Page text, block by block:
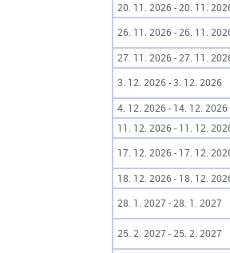
20. 11. 2026 - 20. 11.
26. 11. 2026 - 26. 11.
27. 11. 2026 - 27. 11.
3. 12. 2026 - 3. 12. 2026
4. 12. 2026 - 14. 12. 2026
11. 12. 2026 - 11. 12.
17. 12. 2026 - 17. 12.
18. 12. 2026 - 18. 12.
28. 1. 2027 - 28. 1. 2027
25. 2. 2027 - 25. 2. 2027